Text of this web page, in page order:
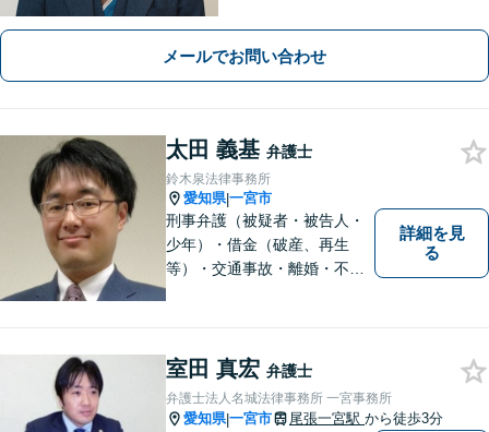
ーズにも対応【完全個室】
メールでお問い合わせ
太田 義基 弁護士
鈴木泉法律事務所
愛知県|一宮市
刑事弁護（被疑者・被告人・
少年）・借金（破産、再生
等）・交通事故・離婚・不貞
ラブル（相続、遺言等）・犯
罪被害者対応を主に取り扱っ
ております
詳細を見
る
室田 真宏 弁護士
弁護士法人名城法律事務所 一宮事務所
愛知県|一宮市 尾張一宮駅 から徒歩3分